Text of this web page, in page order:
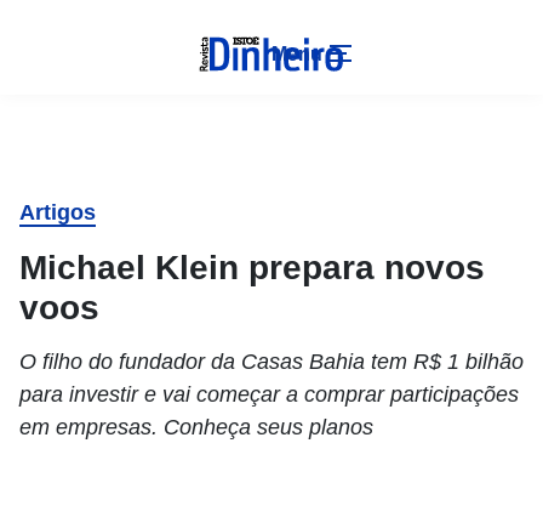
Menu
Artigos
Michael Klein prepara novos
voos
O filho do fundador da Casas Bahia tem R$ 1 bilhão
para investir e vai começar a comprar participações
em empresas. Conheça seus planos